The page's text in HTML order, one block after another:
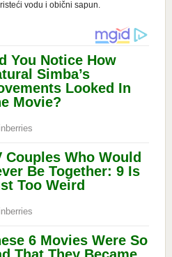
vodu i obični sapun.